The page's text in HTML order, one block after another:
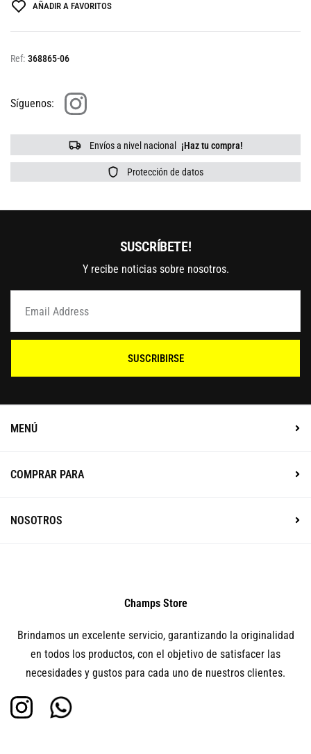
AÑADIR A FAVORITOS
Ref: 368865-06
Síguenos:
Envíos a nivel nacional ¡Haz tu compra!
Protección de datos
SUSCRÍBETE!
Y recibe noticias sobre nosotros.
SUSCRIBIRSE
Champs Store
Brindamos un excelente servicio, garantizando la originalidad
en todos los productos, con el objetivo de satisfacer las
necesidades y gustos para cada uno de nuestros clientes.
MENÚ
COMPRAR PARA
NOSOTROS